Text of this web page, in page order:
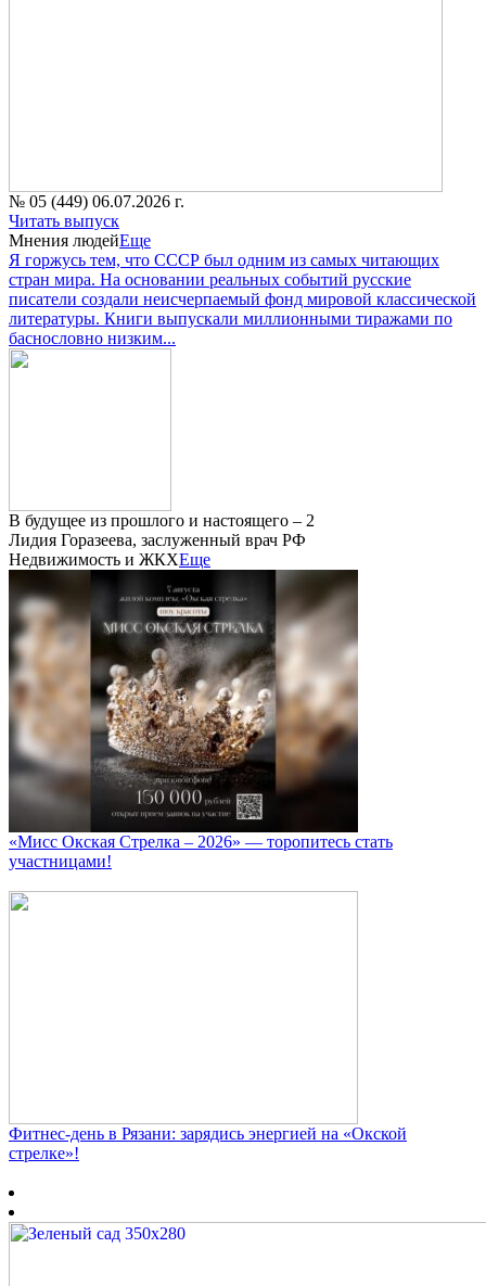
№ 05 (449) 06.07.2026 г.
Читать выпуск
Мнения людейЕще
Я горжусь тем, что СССР был одним из самых читающих
стран мира. На основании реальных событий русские
писатели создали неисчерпаемый фонд мировой классической
литературы. Книги выпускали миллионными тиражами по
баснословно низким...
В будущее из прошлого и настоящего – 2
Лидия Горазеева, заслуженный врач РФ
Недвижимость и ЖКХЕще
«Мисс Окская Стрелка – 2026» — торопитесь стать
участницами!
Фитнес‑день в Рязани: зарядись энергией на «Окской
стрелке»!